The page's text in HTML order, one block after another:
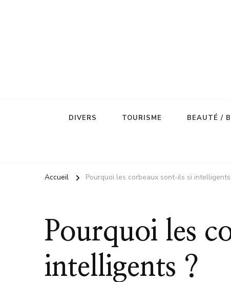
DIVERS TOURISME BEAUTÉ /
Accueil Pourquoi les corbeaux sont-ils si
Pourquoi les
intelligents ?